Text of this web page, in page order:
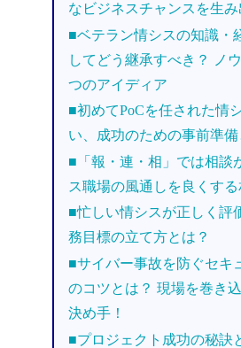
なビジネスチャンスを生み
■ベテラン情シスの知識・
してどう継承すべき？ ノ
つのアイディア
■初めてPoCを任された情
い、成功のための事前準備
■「報・連・相」では相談
ス職場の風通しを良くす
■忙しい情シスが正しく評
務目標の立て方とは？
■サイバー事故を防ぐセキ
のコツとは？ 現場を巻き
決め手！
■プロジェクト成功の秘訣